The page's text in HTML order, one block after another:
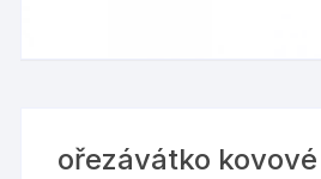
ořezávátko kovové